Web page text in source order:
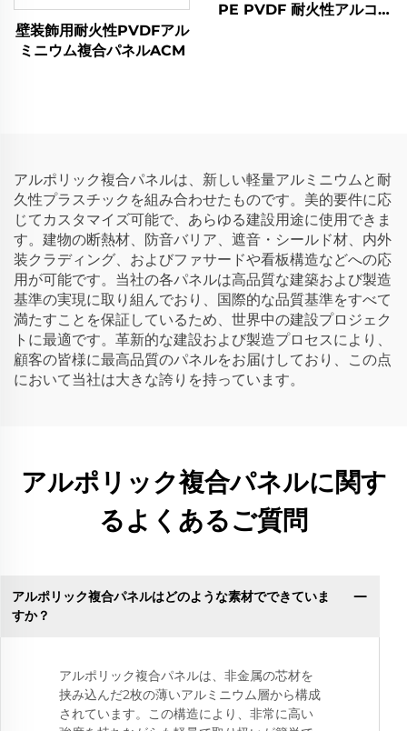
壁装飾用耐火性PVDFアル
ミニウム複合パネルACM
PE PVDF 耐火性アルコボ
アルポリック複合パネルは、新しい軽量アルミニウムと耐
久性プラスチックを組み合わせたものです。美的要件に応
じてカスタマイズ可能で、あらゆる建設用途に使用できま
す。建物の断熱材、防音バリア、遮音・シールド材、内外
装クラディング、およびファサードや看板構造などへの応
用が可能です。当社の各パネルは高品質な建築および製造
基準の実現に取り組んでおり、国際的な品質基準をすべて
満たすことを保証しているため、世界中の建設プロジェク
トに最適です。革新的な建設および製造プロセスにより、
顧客の皆様に最高品質のパネルをお届けしており、この点
において当社は大きな誇りを持っています。
アルポリック複合パネルに関す
るよくあるご質問
アルポリック複合パネルはどのような素材でできていま
すか？
アルポリック複合パネルは、非金属の芯材を
挟み込んだ2枚の薄いアルミニウム層から構成
されています。この構造により、非常に高い